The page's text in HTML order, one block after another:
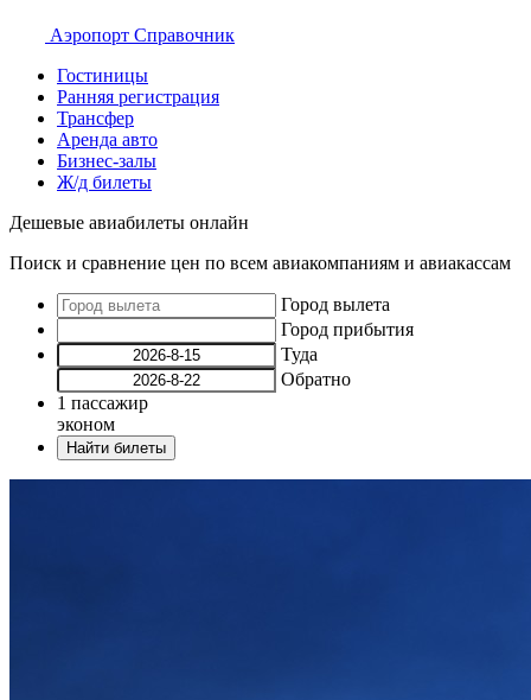
Аэропорт Справочник
Гостиницы
Ранняя регистрация
Трансфер
Аренда авто
Бизнес-залы
Ж/д билеты
Дешевые авиабилеты онлайн
Поиск и сравнение цен по всем авиакомпаниям и авиакассам
Город вылета
Город прибытия
Туда
Обратно
1 пассажир
эконом
Найти билеты